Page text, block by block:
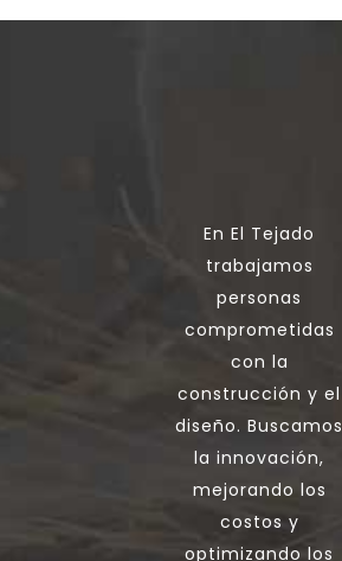
En El Tejado
trabajamos
personas
comprometidas
con la
construcción y el
diseño. Buscamos
la innovación,
mejorando los
costos y
optimizando los